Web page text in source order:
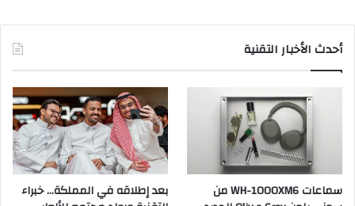
أحدث الأخبار التقنية
سماعات WH-1000XM6 من
بعد إطلاقه في المملكة… خبراء